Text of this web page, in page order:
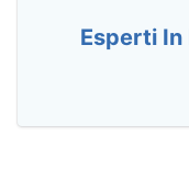
Esperti In